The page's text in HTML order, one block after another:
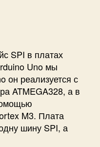
C
8
(
B
l
u
P
SPI в платах
Uno мы
он реализуется с
ATMEGA328, а в
M3. Плата
шину SPI, а